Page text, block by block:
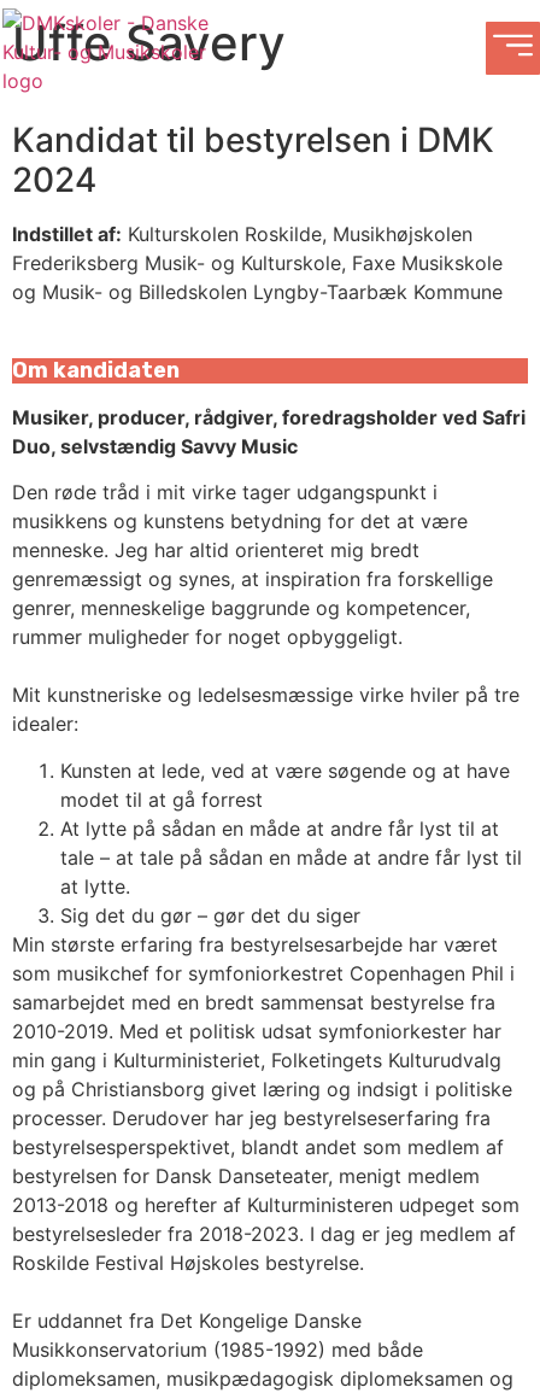
Uffe Savery
Kandidat til bestyrelsen i DMK
2024
Indstillet af: Kulturskolen Roskilde, Musikhøjskolen
Frederiksberg Musik- og Kulturskole, Faxe Musikskole
og Musik- og Billedskolen Lyngby-Taarbæk Kommune
Om kandidaten
Musiker, producer, rådgiver, foredragsholder ved Safri
Duo, selvstændig Savvy Music
Den røde tråd i mit virke tager udgangspunkt i
musikkens og kunstens betydning for det at være
menneske. Jeg har altid orienteret mig bredt
genremæssigt og synes, at inspiration fra forskellige
genrer, menneskelige baggrunde og kompetencer,
rummer muligheder for noget opbyggeligt.
Mit kunstneriske og ledelsesmæssige virke hviler på tre
idealer:
Kunsten at lede, ved at være søgende og at have
modet til at gå forrest
At lytte på sådan en måde at andre får lyst til at
tale – at tale på sådan en måde at andre får lyst til
at lytte.
Sig det du gør – gør det du siger
Min største erfaring fra bestyrelsesarbejde har været
som musikchef for symfoniorkestret Copenhagen Phil i
samarbejdet med en bredt sammensat bestyrelse fra
2010-2019. Med et politisk udsat symfoniorkester har
min gang i Kulturministeriet, Folketingets Kulturudvalg
og på Christiansborg givet læring og indsigt i politiske
processer. Derudover har jeg bestyrelseserfaring fra
bestyrelsesperspektivet, blandt andet som medlem af
bestyrelsen for Dansk Danseteater, menigt medlem
2013-2018 og herefter af Kulturministeren udpeget som
bestyrelsesleder fra 2018-2023. I dag er jeg medlem af
Roskilde Festival Højskoles bestyrelse.
Er uddannet fra Det Kongelige Danske
Musikkonservatorium (1985-1992) med både
diplomeksamen, musikpædagogisk diplomeksamen og